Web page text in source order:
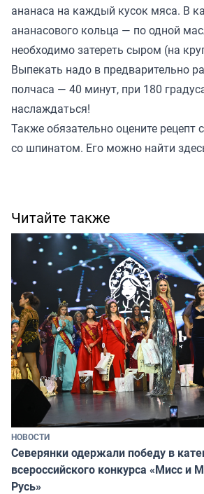
ананаса на каждый кусок мяса. В
ананасового кольца — по одной
необходимо затереть сыром (на
Выпекать надо в предварительно
полчаса — 40 минут, при 180
наслаждаться!
Также обязательно оцените рецепт
со шпинатом. Его можно найти
Читайте также
НОВОСТИ
Северянки одержали победу в
всероссийского конкурса «Мисс и
Русь»